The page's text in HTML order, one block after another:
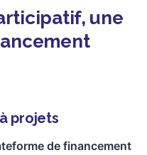
une
projets
de financement